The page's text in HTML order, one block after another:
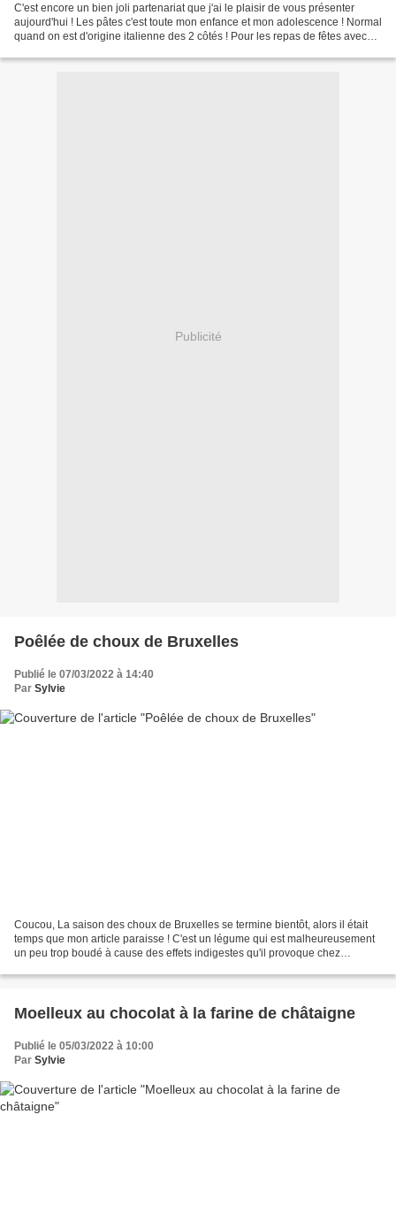
C'est encore un bien joli partenariat que j'ai le plaisir de vous présenter
aujourd'hui ! Les pâtes c'est toute mon enfance et mon adolescence ! Normal
quand on est d'origine italienne des 2 côtés ! Pour les repas de fêtes avec
Publicité
Poêlée de choux de Bruxelles
Publié le 07/03/2022 à 14:40
Par Sylvie
Coucou, La saison des choux de Bruxelles se termine bientôt, alors il était
temps que mon article paraisse ! C'est un légume qui est malheureusement
un peu trop boudé à cause des effets indigestes qu'il provoque chez
Moelleux au chocolat à la farine de châtaigne
Publié le 05/03/2022 à 10:00
Par Sylvie